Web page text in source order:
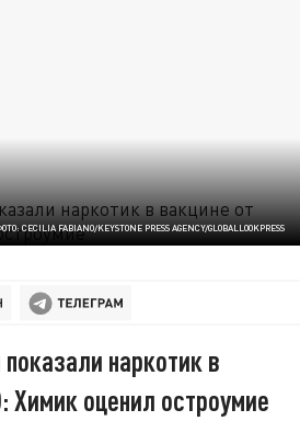
CECILIA FABIANO/KEYSTONE PRESS AGENCY/GLOBALLOOKPRESS
наркотик в
Химик оценил остроумие